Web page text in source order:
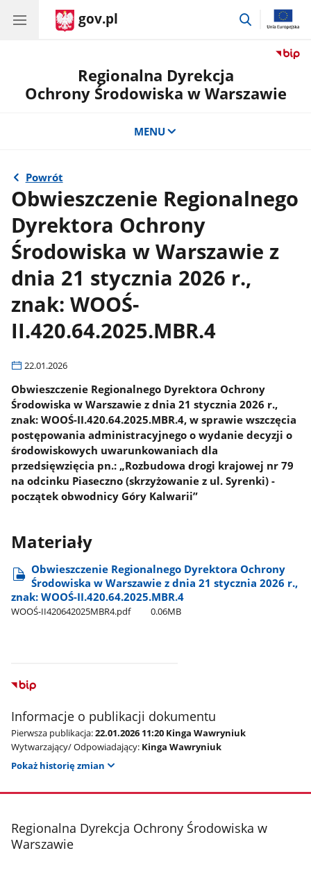
gov.pl
przejdź
Regionalna Dyrekcja
Ochrony Środowiska w Warszawie
MENU
Powrót
Obwieszczenie Regionalnego
Dyrektora Ochrony
Środowiska w Warszawie z
dnia 21 stycznia 2026 r.,
znak: WOOŚ-
II.420.64.2025.MBR.4
22.01.2026
Obwieszczenie Regionalnego Dyrektora Ochrony
Środowiska w Warszawie z dnia 21 stycznia 2026 r.,
znak: WOOŚ-II.420.64.2025.MBR.4, w sprawie wszczęcia
postępowania administracyjnego o wydanie decyzji o
środowiskowych uwarunkowaniach dla
przedsięwzięcia pn.: „Rozbudowa drogi krajowej nr 79
na odcinku Piaseczno (skrzyżowanie z ul. Syrenki) -
początek obwodnicy Góry Kalwarii”
Materiały
Obwieszczenie Regionalnego Dyrektora Ochrony
Środowiska w Warszawie z dnia 21 stycznia 2026 r.,
znak: WOOŚ-II.420.64.2025.MBR.4
WOOŚ-II420642025MBR4.pdf 0.06MB
Informacje o publikacji dokumentu
Pierwsza publikacja:22.01.2026 11:20 Kinga Wawryniuk
Wytwarzający/ Odpowiadający: Kinga Wawryniuk
Pokaż historię zmian
stopka
Regionalna Dyrekcja Ochrony Środowiska w
Warszawie